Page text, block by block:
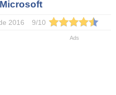
2016 9/10